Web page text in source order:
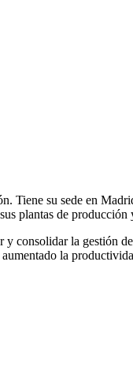
Tiene su sede en
plantas de producción
consolidar la gestión
la